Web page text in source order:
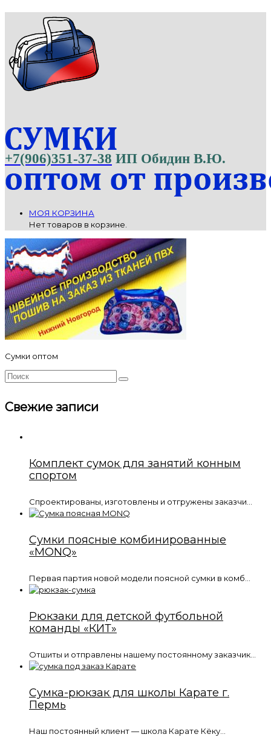
+7(906)351-37-38 ИП Обидин В.Ю.
МОЯ КОРЗИНА
Нет товаров в корзине.
Сумки оптом
Свежие записи
Комплект сумок для занятий конным
спортом
Спроектированы, изготовлены и отгружены заказчи...
Сумки поясные комбинированные
«MONQ»
Первая партия новой модели поясной сумки в комб...
Рюкзаки для детской футбольной
команды «КИТ»
Отшиты и отправлены нашему постоянному заказчик...
Сумка-рюкзак для школы Карате г.
Пермь
Наш постоянный клиент — школа Карате Кёку...